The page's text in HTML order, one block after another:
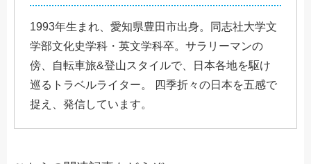
1993年生まれ、愛知県豊田市出身。同志社大学文
学部文化史学科・英文学科卒。サラリーマンの
傍、自転車旅&登山スタイルで、日本各地を駆け
巡るトラベルライター。 四季折々の日本を五感で
捉え、発信しています。